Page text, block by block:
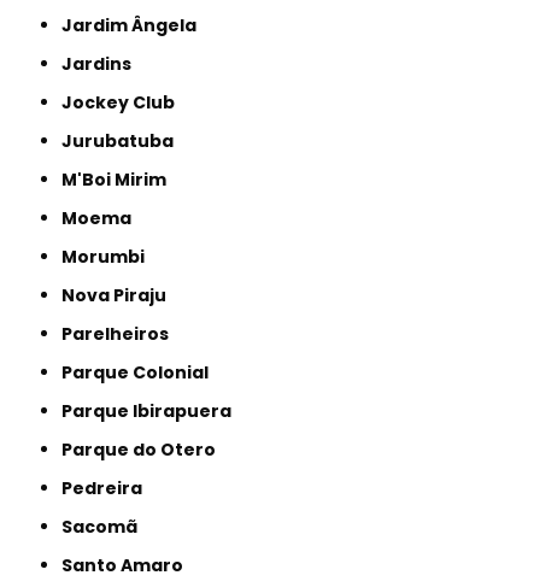
Jardim Ângela
Jardins
Jockey Club
Jurubatuba
M'Boi Mirim
Moema
Morumbi
Nova Piraju
Parelheiros
Parque Colonial
Parque Ibirapuera
Parque do Otero
Pedreira
Sacomã
Santo Amaro